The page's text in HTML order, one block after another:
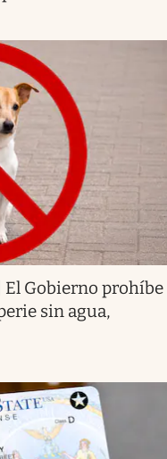
Gobierno prohíbe
sin agua,